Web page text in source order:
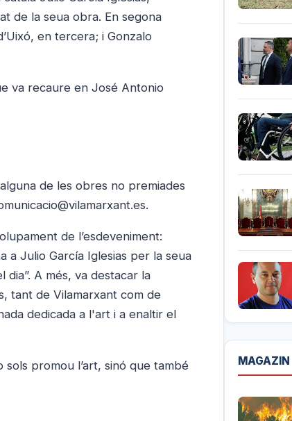
de la seua obra. En segona
en tercera; i Gonzalo
va recaure en José Antonio
de les obres no premiades
de l’esdeveniment:
a Julio García Iglesias per la seua
A més, va destacar la
tant de Vilamarxant com de
dedicada a l'art i a enaltir el
promou l’art, sinó que també
MAGAZIN